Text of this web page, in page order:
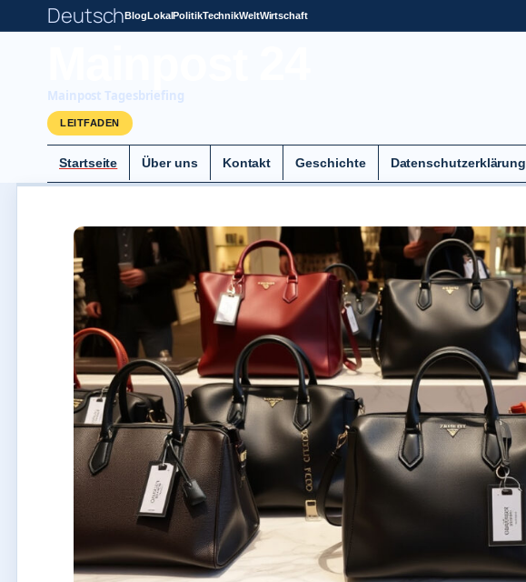
DeutschBlogLokalPolitikTechnikWeltWirtschaft
Mainpost Tagesbriefing
LEITFADEN
Startseite Über uns Kontakt Geschichte Datenschutzerklärung